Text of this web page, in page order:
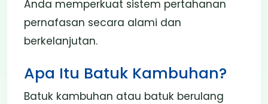
Anda memperkuat sistem pertahanan
pernafasan secara alami dan
berkelanjutan.
Apa Itu Batuk Kambuhan?
Batuk kambuhan atau batuk berulang